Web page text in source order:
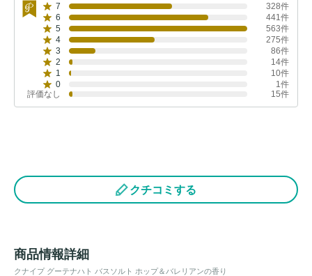
7
328件
6
441件
5
563件
4
275件
3
86件
2
14件
1
10件
0
1件
評価なし
15件
クチコミする
商品情報詳細
クナイプ グーテナハト バスソルト ホップ＆バレリアンの香り